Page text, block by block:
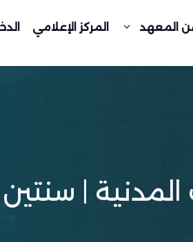
المعهد المركز الإعلامي
المدنية |